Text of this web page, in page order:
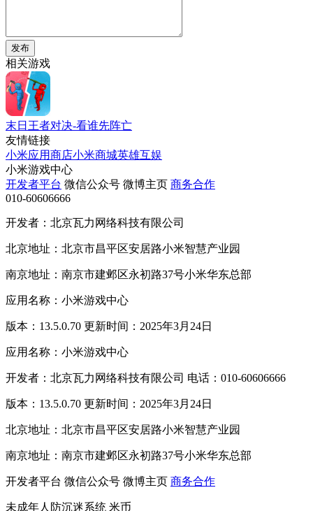
发布
相关游戏
末日王者对决-看谁先阵亡
友情链接
小米应用商店小米商城英雄互娱
小米游戏中心
开发者平台 微信公众号 微博主页 商务合作
010-60606666
开发者：北京瓦力网络科技有限公司
北京地址：北京市昌平区安居路小米智慧产业园
南京地址：南京市建邺区永初路37号小米华东总部
应用名称：小米游戏中心
版本：13.5.0.70 更新时间：2025年3月24日
应用名称：小米游戏中心
开发者：北京瓦力网络科技有限公司 电话：010-60606666
版本：13.5.0.70 更新时间：2025年3月24日
北京地址：北京市昌平区安居路小米智慧产业园
南京地址：南京市建邺区永初路37号小米华东总部
开发者平台 微信公众号 微博主页 商务合作
未成年人防沉迷系统 米币